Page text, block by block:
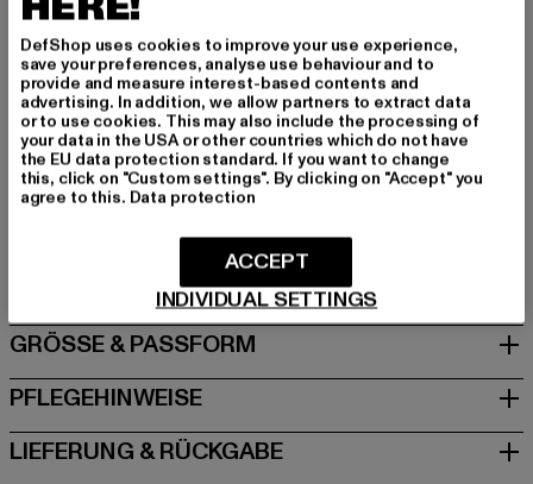
Kat.: Winter Jackets
Farbe: grau
Hersteller Farbe: grey
Materialzusammensetzung: 55% Polyester, 45% Nylon,
100% Polyester
Art.Nr: MJ13511-00110
Hersteller: New Balance Athletic Shoes (UK) Ltd |
info@newbalance.com
Birchwood Boulevard 430 | WA3 7WD Cheshire | UK
GRÖSSE & PASSFORM
PFLEGEHINWEISE
LIEFERUNG & RÜCKGABE
DefShop uses cookies to improve your use experience,
save your preferences, analyse use behaviour and to
provide and measure interest-based contents and
advertising. In addition, we allow partners to extract data
or to use cookies. This may also include the processing of
your data in the USA or other countries which do not have
the EU data protection standard. If you want to change
this, click on "Custom settings". By clicking on "Accept" you
agree to this. Data protection
INDIVIDUAL SETTINGS
ACCEPT